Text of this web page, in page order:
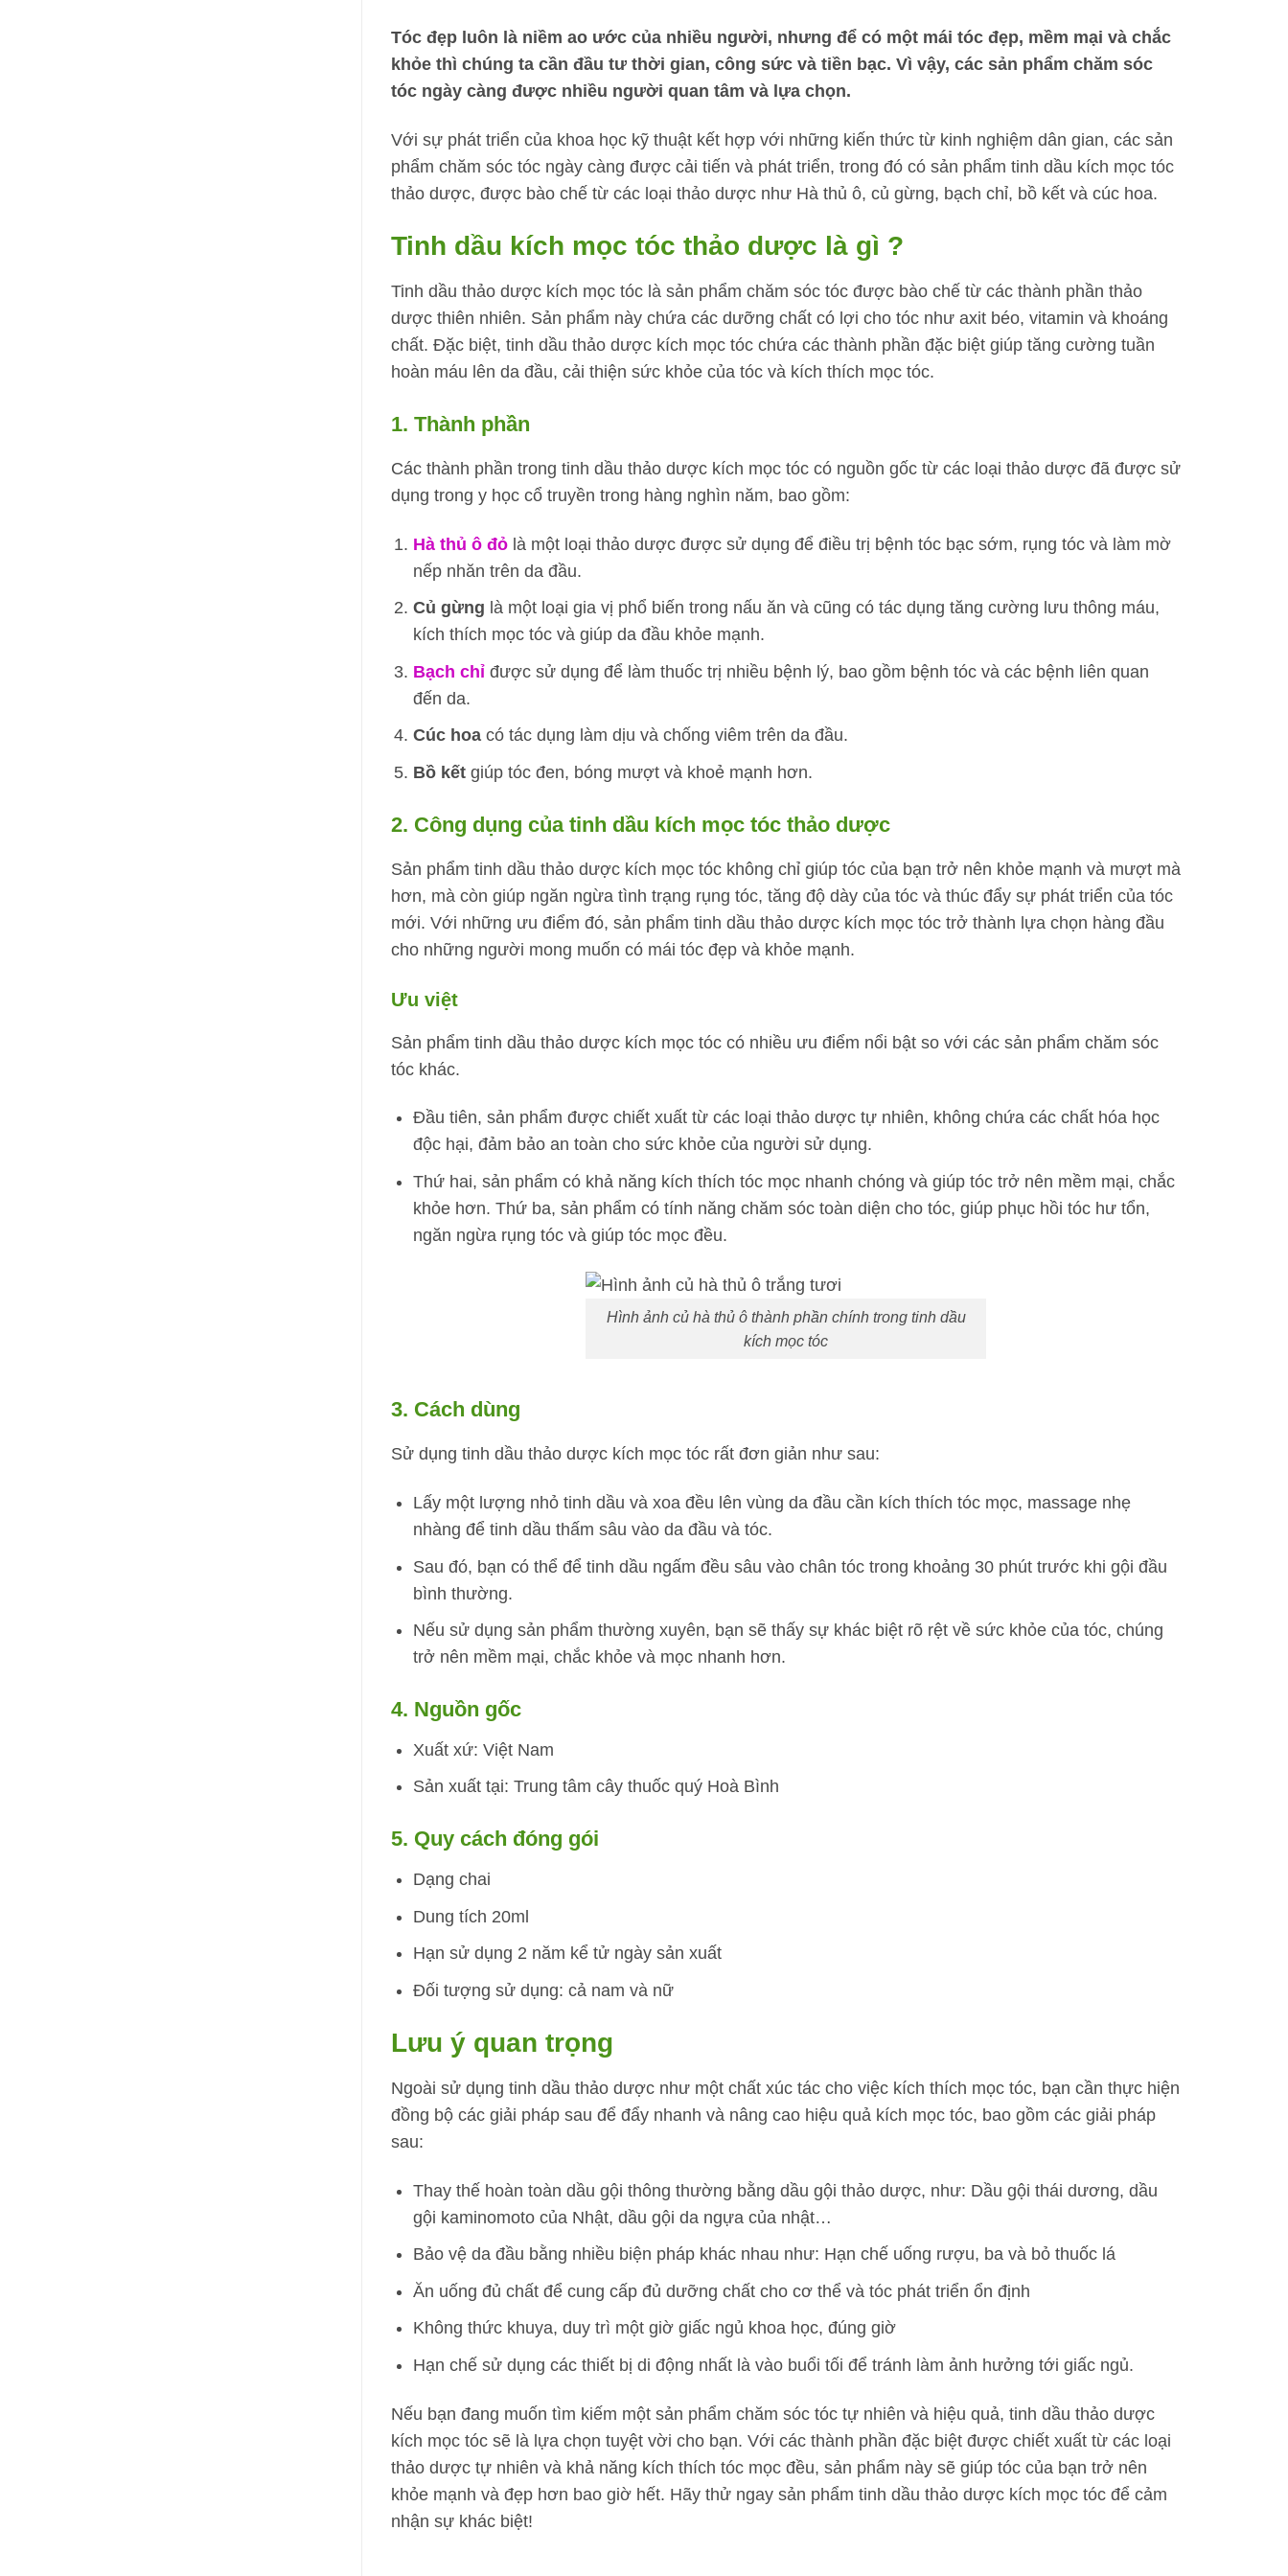
Tóc đẹp luôn là niềm ao ước của nhiều người, nhưng để có một mái tóc đẹp, mềm mại và chắc
khỏe thì chúng ta cần đầu tư thời gian, công sức và tiền bạc. Vì vậy, các sản phẩm chăm sóc
tóc ngày càng được nhiều người quan tâm và lựa chọn.
Với sự phát triển của khoa học kỹ thuật kết hợp với những kiến thức từ kinh nghiệm dân gian, các sản
phẩm chăm sóc tóc ngày càng được cải tiến và phát triển, trong đó có sản phẩm tinh dầu kích mọc tóc
thảo dược, được bào chế từ các loại thảo dược như Hà thủ ô, củ gừng, bạch chỉ, bồ kết và cúc hoa.
Tinh dầu kích mọc tóc thảo dược là gì ?
Tinh dầu thảo dược kích mọc tóc là sản phẩm chăm sóc tóc được bào chế từ các thành phần thảo
dược thiên nhiên. Sản phẩm này chứa các dưỡng chất có lợi cho tóc như axit béo, vitamin và khoáng
chất. Đặc biệt, tinh dầu thảo dược kích mọc tóc chứa các thành phần đặc biệt giúp tăng cường tuần
hoàn máu lên da đầu, cải thiện sức khỏe của tóc và kích thích mọc tóc.
1. Thành phần
Các thành phần trong tinh dầu thảo dược kích mọc tóc có nguồn gốc từ các loại thảo dược đã được sử
dụng trong y học cổ truyền trong hàng nghìn năm, bao gồm:
Hà thủ ô đỏ là một loại thảo dược được sử dụng để điều trị bệnh tóc bạc sớm, rụng tóc và làm mờ
nếp nhăn trên da đầu.
Củ gừng là một loại gia vị phổ biến trong nấu ăn và cũng có tác dụng tăng cường lưu thông máu,
kích thích mọc tóc và giúp da đầu khỏe mạnh.
Bạch chỉđược sử dụng để làm thuốc trị nhiều bệnh lý, bao gồm bệnh tóc và các bệnh liên quan
đến da.
Cúc hoacó tác dụng làm dịu và chống viêm trên da đầu.
Bồ kếtgiúp tóc đen, bóng mượt và khoẻ mạnh hơn.
2. Công dụng của tinh dầu kích mọc tóc thảo dược
Sản phẩm tinh dầu thảo dược kích mọc tóc không chỉ giúp tóc của bạn trở nên khỏe mạnh và mượt mà
hơn, mà còn giúp ngăn ngừa tình trạng rụng tóc, tăng độ dày của tóc và thúc đẩy sự phát triển của tóc
mới. Với những ưu điểm đó, sản phẩm tinh dầu thảo dược kích mọc tóc trở thành lựa chọn hàng đầu
cho những người mong muốn có mái tóc đẹp và khỏe mạnh.
Ưu việt
Sản phẩm tinh dầu thảo dược kích mọc tóc có nhiều ưu điểm nổi bật so với các sản phẩm chăm sóc
tóc khác.
Đầu tiên, sản phẩm được chiết xuất từ các loại thảo dược tự nhiên, không chứa các chất hóa học
độc hại, đảm bảo an toàn cho sức khỏe của người sử dụng.
Thứ hai, sản phẩm có khả năng kích thích tóc mọc nhanh chóng và giúp tóc trở nên mềm mại, chắc
khỏe hơn. Thứ ba, sản phẩm có tính năng chăm sóc toàn diện cho tóc, giúp phục hồi tóc hư tổn,
ngăn ngừa rụng tóc và giúp tóc mọc đều.
Hình ảnh củ hà thủ ô thành phần chính trong tinh dầu
kích mọc tóc
3. Cách dùng
Sử dụng tinh dầu thảo dược kích mọc tóc rất đơn giản như sau:
Lấy một lượng nhỏ tinh dầu và xoa đều lên vùng da đầu cần kích thích tóc mọc, massage nhẹ
nhàng để tinh dầu thấm sâu vào da đầu và tóc.
Sau đó, bạn có thể để tinh dầu ngấm đều sâu vào chân tóc trong khoảng 30 phút trước khi gội đầu
bình thường.
Nếu sử dụng sản phẩm thường xuyên, bạn sẽ thấy sự khác biệt rõ rệt về sức khỏe của tóc, chúng
trở nên mềm mại, chắc khỏe và mọc nhanh hơn.
4. Nguồn gốc
Xuất xứ: Việt Nam
Sản xuất tại: Trung tâm cây thuốc quý Hoà Bình
5. Quy cách đóng gói
Dạng chai
Dung tích 20ml
Hạn sử dụng 2 năm kể tử ngày sản xuất
Đối tượng sử dụng: cả nam và nữ
Lưu ý quan trọng
Ngoài sử dụng tinh dầu thảo dược như một chất xúc tác cho việc kích thích mọc tóc, bạn cần thực hiện
đồng bộ các giải pháp sau để đẩy nhanh và nâng cao hiệu quả kích mọc tóc, bao gồm các giải pháp
sau:
Thay thế hoàn toàn dầu gội thông thường bằng dầu gội thảo dược, như: Dầu gội thái dương, dầu
gội kaminomoto của Nhật, dầu gội da ngựa của nhật…
Bảo vệ da đầu bằng nhiều biện pháp khác nhau như: Hạn chế uống rượu, ba và bỏ thuốc lá
Ăn uống đủ chất để cung cấp đủ dưỡng chất cho cơ thể và tóc phát triển ổn định
Không thức khuya, duy trì một giờ giấc ngủ khoa học, đúng giờ
Hạn chế sử dụng các thiết bị di động nhất là vào buổi tối để tránh làm ảnh hưởng tới giấc ngủ.
Nếu bạn đang muốn tìm kiếm một sản phẩm chăm sóc tóc tự nhiên và hiệu quả, tinh dầu thảo dược
kích mọc tóc sẽ là lựa chọn tuyệt vời cho bạn. Với các thành phần đặc biệt được chiết xuất từ các loại
thảo dược tự nhiên và khả năng kích thích tóc mọc đều, sản phẩm này sẽ giúp tóc của bạn trở nên
khỏe mạnh và đẹp hơn bao giờ hết. Hãy thử ngay sản phẩm tinh dầu thảo dược kích mọc tóc để cảm
nhận sự khác biệt!